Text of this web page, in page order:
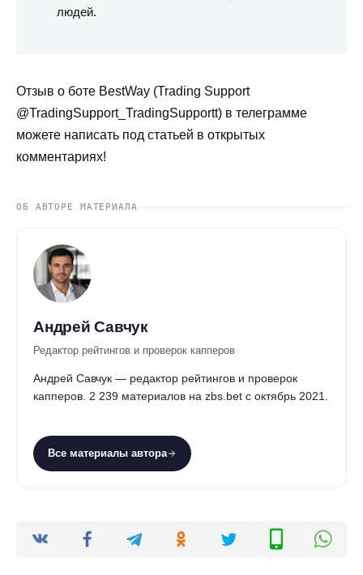
людей.
Отзыв о боте BestWay (Trading Support
@TradingSupport_TradingSupportt) в телеграмме
можете написать под статьей в открытых
комментариях!
ОБ АВТОРЕ МАТЕРИАЛА
Андрей Савчук
Редактор рейтингов и проверок капперов
Андрей Савчук — редактор рейтингов и проверок
капперов. 2 239 материалов на zbs.bet с октябрь 2021.
Все материалы автора